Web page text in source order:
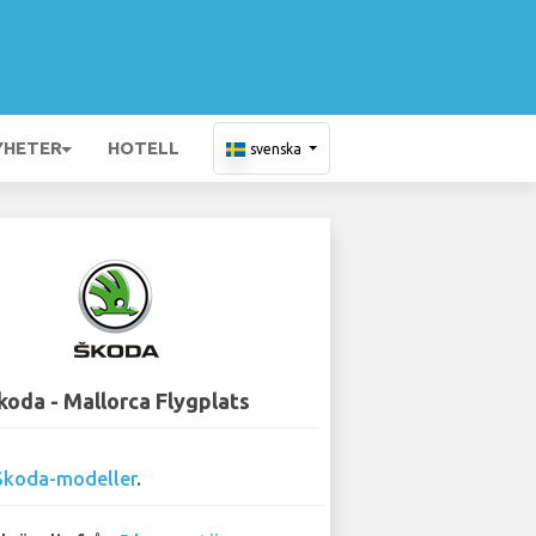
HOTELL svenska
- Mallorca Flygplats
modeller.